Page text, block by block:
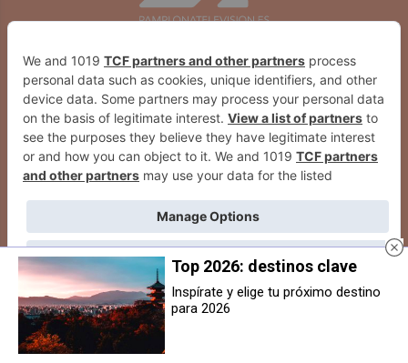
El vecindario de Erripagaña alza la
voz ante la inacción institucional:
harán caceroladas cada jueves
Pernando Barrena (EH Bildu)
Top 2026: destinos clave
Inspírate y elige tu próximo destino
para 2026